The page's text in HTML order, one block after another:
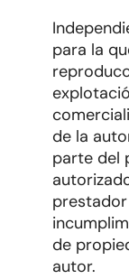
para la
de la
parte del
de
autor.